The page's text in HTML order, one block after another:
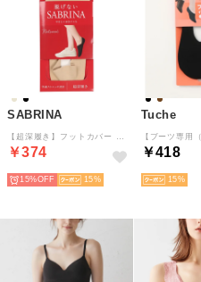
SABRINA
￥374
15% 15
Tuche
￥418
15